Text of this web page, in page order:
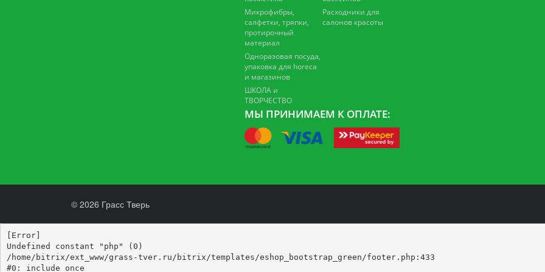
Микрофибры,
салфетки, тряпки,
протирочный
материал
Одноразовая посуда,
упаковка для horeca
и магазинов
ШКОЛА и
ТВОРЧЕСТВО
Расходники для
салонов красоты
МЫ ПРИНИМАЕМ К ОПЛАТЕ:
© 2026 Грасс Тверь
[Error]
Undefined constant "php" (0)
/home/bitrix/ext_www/grass-tver.ru/bitrix/templates/eshop_bootstrap_green/footer.php:433
#0: include_once